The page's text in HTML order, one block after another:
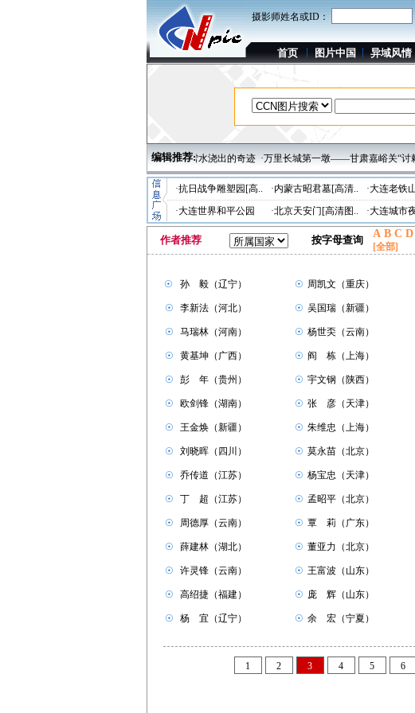
摄影师姓名或ID：
首页 图片中国 异域风情
编辑推荐:
·巴音布鲁克——天山雪水浇出的奇迹 ·万里长城第一墩——甘肃嘉峪关“讨赖
·抗日战争雕塑园[高.. ·内蒙古昭君墓[高清.. ·大连老铁
·大连世界和平公园
·北京天安门[高清图.. ·大连城市
作者推荐 按字母查询
A B C D
[全部]
☉ 孙 毅（辽宁） ☉ 周凯文（重庆）
☉ 李新法（河北） ☉ 吴国瑞（新疆）
☉ 马瑞林（河南） ☉ 杨世奀（云南）
☉ 黄基坤（广西） ☉ 阎 栋（上海）
☉ 彭 年（贵州） ☉ 宇文钢（陕西）
☉ 欧剑锋（湖南） ☉ 张 彦（天津）
☉ 王金焕（新疆） ☉ 朱维忠（上海）
☉ 刘晓晖（四川） ☉ 莫永苗（北京）
☉ 乔传道（江苏） ☉ 杨宝忠（天津）
☉ 丁 超（江苏） ☉ 孟昭平（北京）
☉ 周德厚（云南） ☉ 覃 莉（广东）
☉ 薛建林（湖北） ☉ 董亚力（北京）
☉ 许灵锋（云南） ☉ 王富波（山东）
☉ 高绍捷（福建） ☉ 庞 辉（山东）
☉ 杨 宜（辽宁） ☉ 余 宏（宁夏）
1 2 3 4 5 6